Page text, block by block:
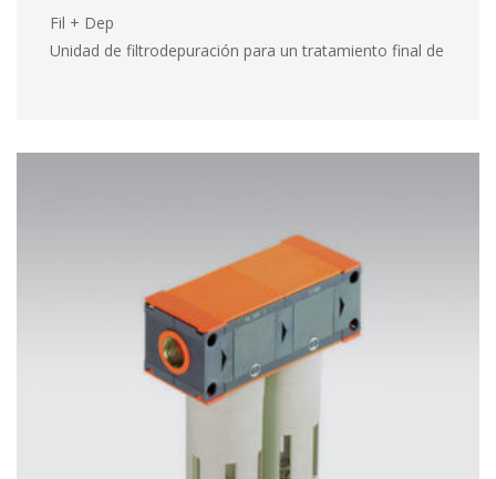
Fil + Dep
Unidad de filtrodepuración para un tratamiento final de